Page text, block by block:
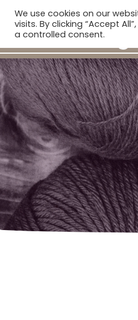
We use cookies on our
visits. By clicking “Accept
a controlled consent.